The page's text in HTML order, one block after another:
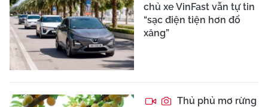
chủ xe VinFast vẫn tự tin
“sạc điện tiện hơn đổ
xăng”
Thủ phủ mơ rừng